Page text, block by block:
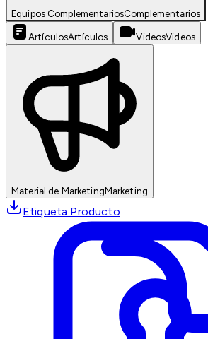
Equipos ComplementariosComplementarios
ArtículosArtículos VideosVideos
Material de MarketingMarketing
Etiqueta Producto